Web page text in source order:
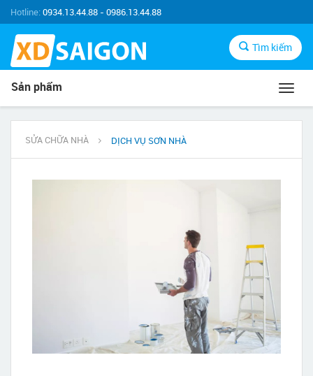
Hotline:0934.13.44.88 - 0986.13.44.88
Tìm kiếm
Sản phẩm
SỬA CHỮA NHÀ DỊCH VỤ SƠN NHÀ